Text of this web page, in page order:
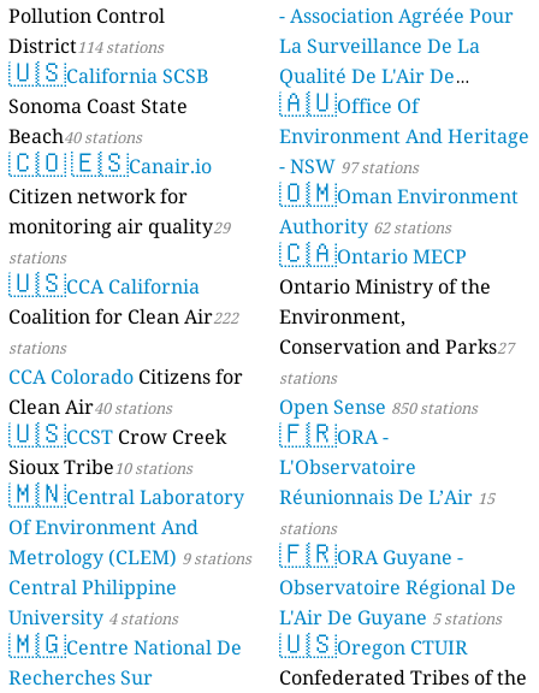
Pollution Control
District114 stations
🇺🇸California SCSB
Sonoma Coast State
Beach40 stations
🇨🇴🇪🇸Canair.io
Citizen network for
monitoring air quality29
stations
🇺🇸CCA California
Coalition for Clean Air222
stations
CCA Colorado Citizens for
Clean Air40 stations
🇺🇸CCST Crow Creek
Sioux Tribe10 stations
🇲🇳Central Laboratory
Of Environment And
Metrology (CLEM) 9 stations
Central Philippine
University 4 stations
🇲🇬Centre National De
Recherches Sur
- Association Agréée Pour
La Surveillance De La
Qualité De L'Air De
Mayotte 4 stations
🇦🇺Office Of
Environment And Heritage
- NSW 97 stations
🇴🇲Oman Environment
Authority 62 stations
🇨🇦Ontario MECP
Ontario Ministry of the
Environment,
Conservation and Parks27
stations
Open Sense 850 stations
🇫🇷ORA -
L'Observatoire
Réunionnais De L’Air 15
stations
🇫🇷ORA Guyane -
Observatoire Régional De
L'Air De Guyane 5 stations
🇺🇸Oregon CTUIR
Confederated Tribes of the